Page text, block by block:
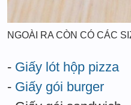
NGOÀI RA CÒN CÓ CÁC
- Giấy lót hộp pizza
- Giấy gói burger